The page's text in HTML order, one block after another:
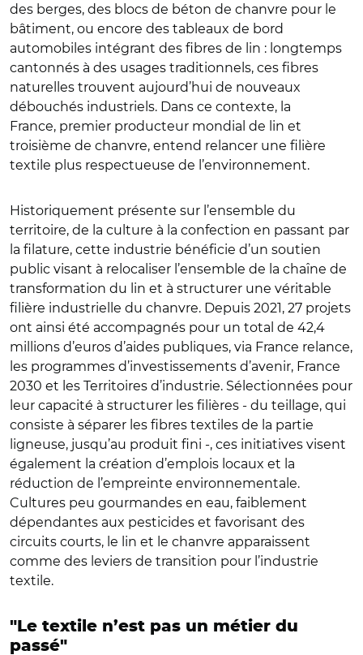
des berges, des blocs de béton de chanvre pour le
bâtiment, ou encore des tableaux de bord
automobiles intégrant des fibres de lin : longtemps
cantonnés à des usages traditionnels, ces fibres
naturelles trouvent aujourd’hui de nouveaux
débouchés industriels. Dans ce contexte, la
France, premier producteur mondial de lin et
troisième de chanvre, entend relancer une filière
textile plus respectueuse de l’environnement.
Historiquement présente sur l’ensemble du
territoire, de la culture à la confection en passant par
la filature, cette industrie bénéficie d’un soutien
public visant à relocaliser l’ensemble de la chaîne de
transformation du lin et à structurer une véritable
filière industrielle du chanvre. Depuis 2021, 27 projets
ont ainsi été accompagnés pour un total de 42,4
millions d’euros d’aides publiques, via France relance,
les programmes d’investissements d’avenir, France
2030 et les Territoires d’industrie. Sélectionnées pour
leur capacité à structurer les filières - du teillage, qui
consiste à séparer les fibres textiles de la partie
ligneuse, jusqu’au produit fini -, ces initiatives visent
également la création d’emplois locaux et la
réduction de l’empreinte environnementale.
Cultures peu gourmandes en eau, faiblement
dépendantes aux pesticides et favorisant des
circuits courts, le lin et le chanvre apparaissent
comme des leviers de transition pour l’industrie
textile.
"Le textile n’est pas un métier du
passé"